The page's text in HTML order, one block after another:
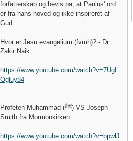
forfatterskab og bevis på, at Paulus' ord
er fra hans hoved og ikke inspireret af
Gud
Hvor er Jesu evangelium (fvmh)? - Dr.
Zakir Naik
https://www.youtube.com/watch?v=7UgL
Ogluy84
Profeten Muhammad (ﷺ) VS Joseph
Smith fra Mormonkirken
https://www.youtube.com/watch?v=bpwlJ